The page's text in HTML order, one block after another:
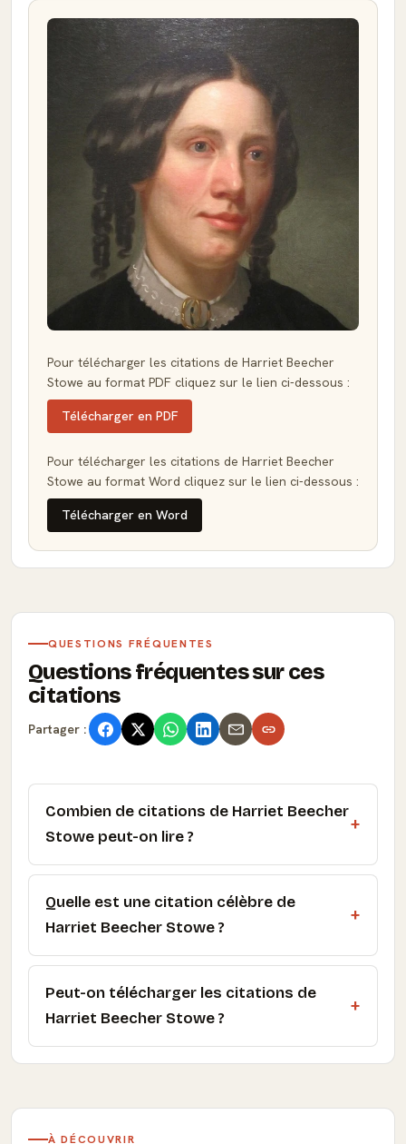
Pour télécharger les citations de Harriet Beecher
Stowe au format PDF cliquez sur le lien ci-dessous :
Télécharger en PDF
Pour télécharger les citations de Harriet Beecher
Stowe au format Word cliquez sur le lien ci-dessous :
Télécharger en Word
QUESTIONS FRÉQUENTES
Questions fréquentes sur ces
citations
Partager :
Combien de citations de Harriet Beecher
Stowe peut-on lire ?
Quelle est une citation célèbre de
Harriet Beecher Stowe ?
Peut-on télécharger les citations de
Harriet Beecher Stowe ?
À DÉCOUVRIR